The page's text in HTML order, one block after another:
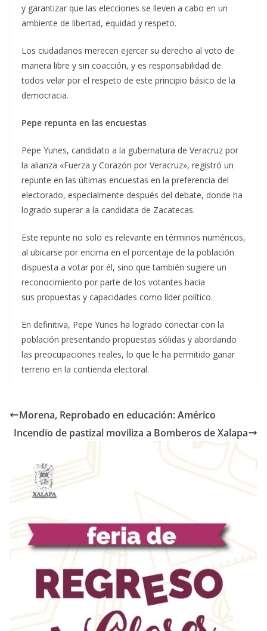
y garantizar que las elecciones se lleven a cabo en un
ambiente de libertad, equidad y respeto.
Los ciudadanos merecen ejercer su derecho al voto de
manera libre y sin coacción, y es responsabilidad de
todos velar por el respeto de este principio básico de la
democracia.
Pepe repunta en las encuestas
Pepe Yunes, candidato a la gubernatura de Veracruz por
la alianza «Fuerza y Corazón por Veracruz», registró un
repunte en las últimas encuestas en la preferencia del
electorado, especialmente después del debate, donde ha
logrado superar a la candidata de Zacatecas.
Este repunte no solo es relevante en términos numéricos,
al ubicarse por encima en el porcentaje de la población
dispuesta a votar por él, sino que también sugiere un
reconocimiento por parte de los votantes hacia
sus propuestas y capacidades como líder político.
En definitiva, Pepe Yunes ha logrado conectar con la
población presentando propuestas sólidas y abordando
las preocupaciones reales, lo que le ha permitido ganar
terreno en la contienda electoral.
Morena, Reprobado en educación: Américo
Incendio de pastizal moviliza a Bomberos de Xalapa